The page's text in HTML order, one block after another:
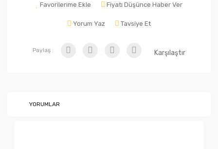
Favorilerime Ekle Fiyatı Düşünce Haber Ver
Yorum Yaz Tavsiye Et
Paylaş : Karşılaştır
YORUMLAR